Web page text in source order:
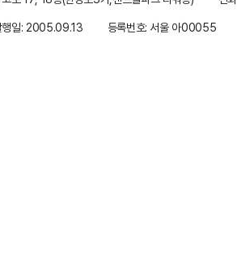
행일: 2005.09.13 등록번호: 서울 아00055